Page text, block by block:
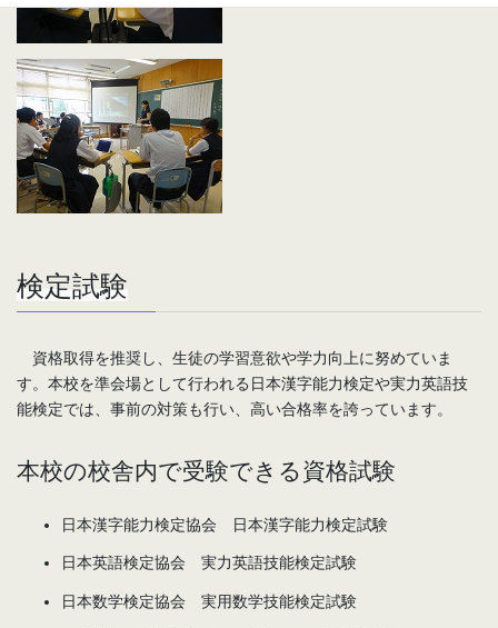
検定試験
資格取得を推奨し、生徒の学習意欲や学力向上に努めていま
す。本校を準会場として行われる日本漢字能力検定や実力英語技
能検定では、事前の対策も行い、高い合格率を誇っています。
本校の校舎内で受験できる資格試験
日本漢字能力検定協会 日本漢字能力検定試験
日本英語検定協会 実力英語技能検定試験
日本数学検定協会 実用数学技能検定試験